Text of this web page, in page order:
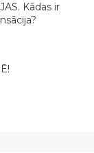
Kādas ir